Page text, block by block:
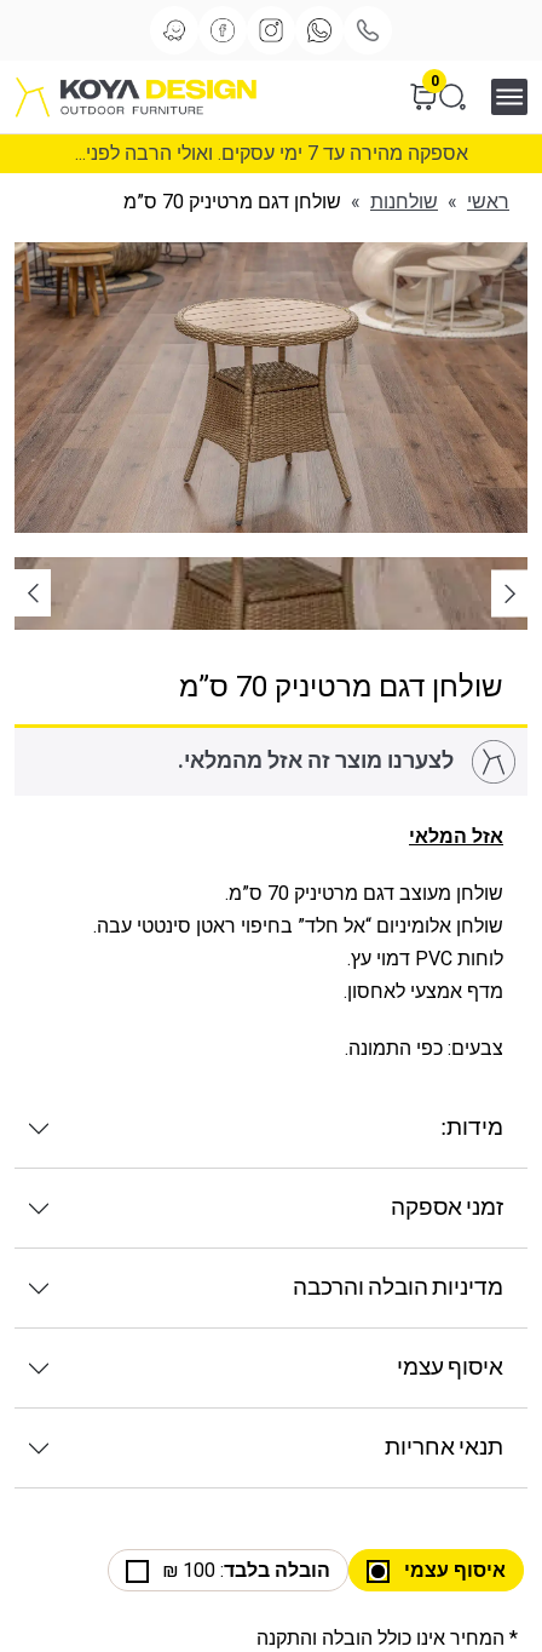
0
אספקה מהירה עד 7 ימי עסקים. ואולי הרבה לפני...
ראשי » שולחנות » שולחן דגם מרטיניק 70 ס”מ
שולחן דגם מרטיניק 70 ס”מ
לצערנו מוצר זה אזל מהמלאי.
אזל המלאי
שולחן מעוצב דגם מרטיניק 70 ס”מ.
שולחן אלומיניום “אל חלד” בחיפוי ראטן סינטטי עבה.
לוחות PVC דמוי עץ.
מדף אמצעי לאחסון.
צבעים: כפי התמונה.
מידות:
זמני אספקה
מדיניות הובלה והרכבה
איסוף עצמי
תנאי אחריות
איסוף עצמי הובלה בלבד: 100 ₪
* המחיר אינו כולל הובלה והתקנה